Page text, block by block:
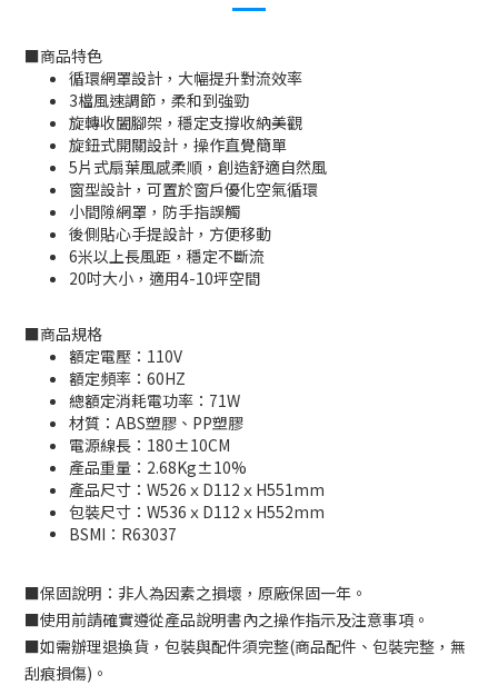
■商品特色
循環網罩設計，大幅提升對流效率
3檔風速調節，柔和到強勁
旋轉收闔腳架，穩定支撐收納美觀
旋鈕式開關設計，操作直覺簡單
5片式扇葉風感柔順，創造舒適自然風
窗型設計，可置於窗戶優化空氣循環
小間隙網罩，防手指誤觸
後側貼心手提設計，方便移動
6米以上長風距，穩定不斷流
20吋大小，適用4-10坪空間
■商品規格
額定電壓：110V
額定頻率：60HZ
總額定消耗電功率：71W
材質：ABS塑膠、PP塑膠
電源線長：180±10CM
產品重量：2.68Kg±10%
產品尺寸：W526ｘD112ｘH551mm
包裝尺寸：W536ｘD112ｘH552mm
BSMI： R63037
■保固說明：非人為因素之損壞，原廠保固一年。
■使用前請確實遵從產品說明書內之操作指示及注意事項。
■如需辦理退換貨，包裝與配件須完整(商品配件、包裝完整，無
刮痕損傷) 。